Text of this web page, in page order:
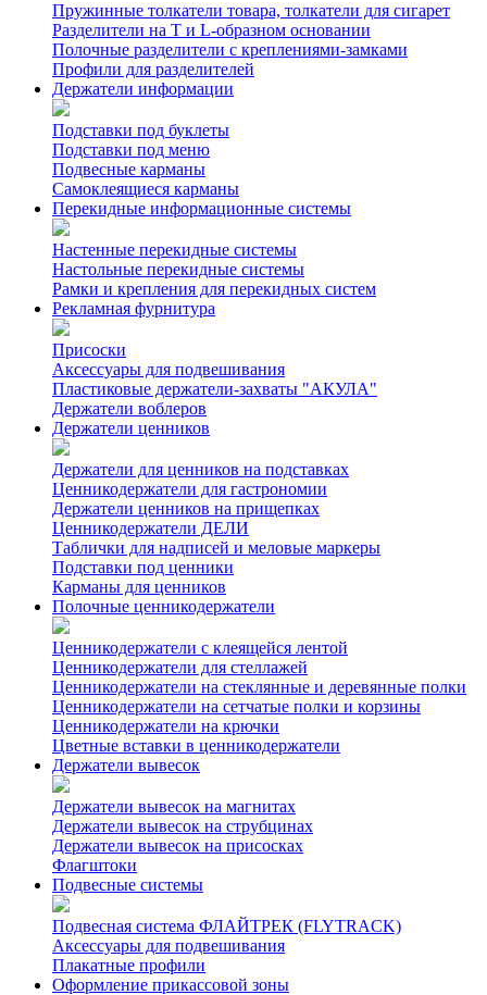
Пружинные толкатели товара, толкатели для сигарет
Разделители на Т и L-образном основании
Полочные разделители с креплениями-замками
Профили для разделителей
Держатели информации
Подставки под буклеты
Подставки под меню
Подвесные карманы
Самоклеящиеся карманы
Перекидные информационные системы
Настенные перекидные системы
Настольные перекидные системы
Рамки и крепления для перекидных систем
Рекламная фурнитура
Присоски
Аксессуары для подвешивания
Пластиковые держатели-захваты "АКУЛА"
Держатели воблеров
Держатели ценников
Держатели для ценников на подставках
Ценникодержатели для гастрономии
Держатели ценников на прищепках
Ценникодержатели ДЕЛИ
Таблички для надписей и меловые маркеры
Подставки под ценники
Карманы для ценников
Полочные ценникодержатели
Ценникодержатели с клеящейся лентой
Ценникодержатели для стеллажей
Ценникодержатели на стеклянные и деревянные полки
Ценникодержатели на сетчатые полки и корзины
Ценникодержатели на крючки
Цветные вставки в ценникодержатели
Держатели вывесок
Держатели вывесок на магнитах
Держатели вывесок на струбцинах
Держатели вывесок на присосках
Флагштоки
Подвесные системы
Подвесная система ФЛАЙТРЕК (FLYTRACK)
Аксессуары для подвешивания
Плакатные профили
Оформление прикассовой зоны